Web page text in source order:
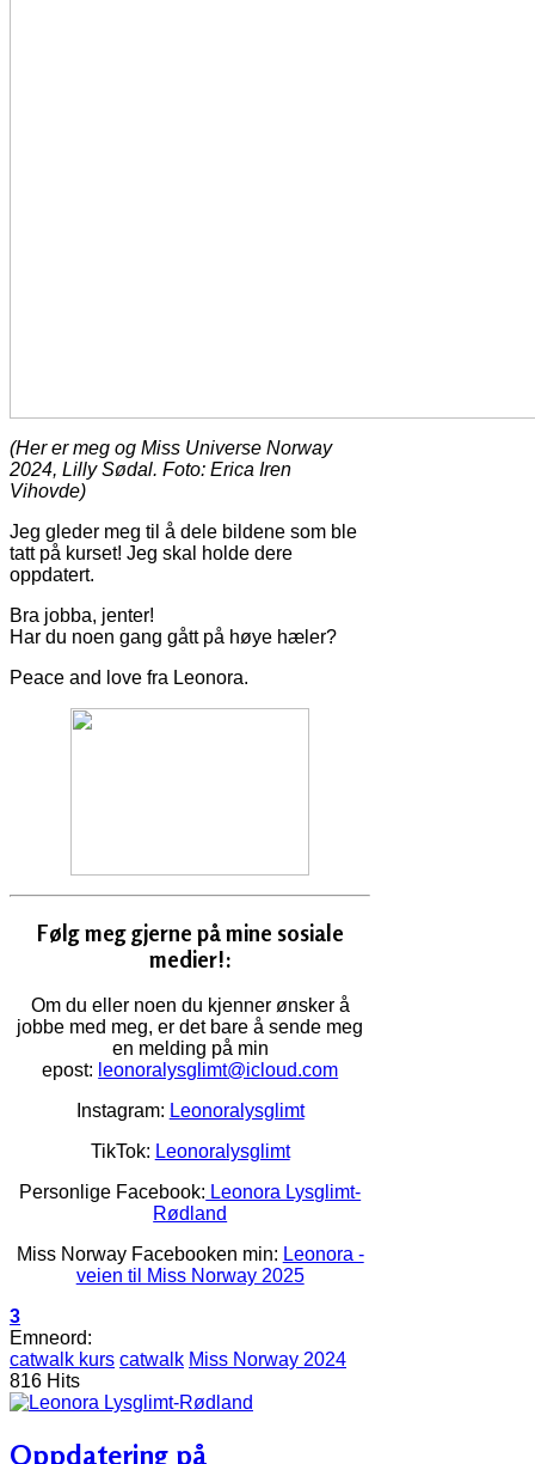
(Her er meg og Miss Universe Norway
2024, Lilly Sødal. Foto: Erica Iren
Vihovde)
Jeg gleder meg til å dele bildene som ble
tatt på kurset! Jeg skal holde dere
oppdatert.
Bra jobba, jenter!
Har du noen gang gått på høye hæler?
Peace and love fra Leonora.
Følg meg gjerne på mine sosiale
medier!:
Om du eller noen du kjenner ønsker å
jobbe med meg, er det bare å sende meg
en melding på min
epost: leonoralysglimt@icloud.com
Instagram: Leonoralysglimt
TikTok: Leonoralysglimt
Personlige Facebook: Leonora Lysglimt-
Rødland
Miss Norway Facebooken min: Leonora -
veien til Miss Norway 2025
3
Emneord:
catwalk kurs catwalk Miss Norway 2024
816 Hits
Oppdatering på